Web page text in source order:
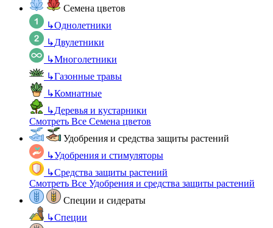
Семена цветов
↳Однолетники
↳Двулетники
↳Многолетники
↳Газонные травы
↳Комнатные
↳Деревья и кустарники
Смотреть Все Семена цветов
Удобрения и средства защиты растений
↳Удобрения и стимуляторы
↳Средства защиты растений
Смотреть Все Удобрения и средства защиты растений
Специи и сидераты
↳Специи